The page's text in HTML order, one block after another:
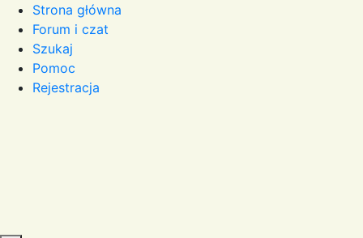
Strona główna
Forum i czat
Szukaj
Pomoc
Rejestracja